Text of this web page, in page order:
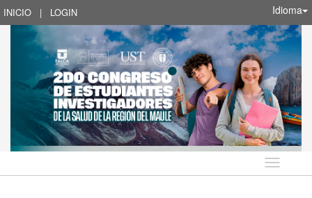
INICIO | LOGIN Idioma
Idioma